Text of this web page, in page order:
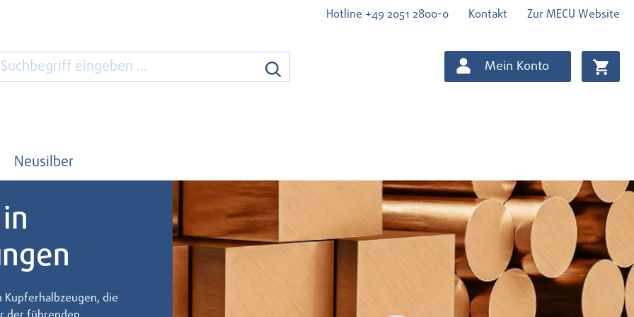
Hotline +49 2051 2800-0 Kontakt Zur MECU Website
Mein Konto
Neusilber
Kupferhalbzeugen, die